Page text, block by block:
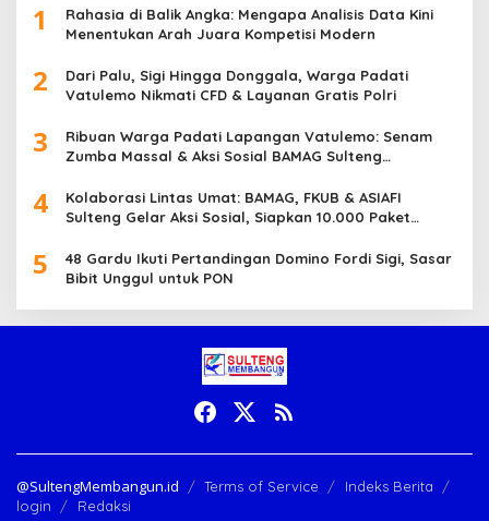
1
Rahasia di Balik Angka: Mengapa Analisis Data Kini
Menentukan Arah Juara Kompetisi Modern
2
Dari Palu, Sigi Hingga Donggala, Warga Padati
Vatulemo Nikmati CFD & Layanan Gratis Polri
3
Ribuan Warga Padati Lapangan Vatulemo: Senam
Zumba Massal & Aksi Sosial BAMAG Sulteng
4
Kolaborasi Lintas Umat: BAMAG, FKUB & ASIAFI
Sulteng Gelar Aksi Sosial, Siapkan 10.000 Paket
5
48 Gardu Ikuti Pertandingan Domino Fordi Sigi, Sasar
Bibit Unggul untuk PON
@SultengMembangun.id Terms of Service
Indeks Berita
login
Redaksi